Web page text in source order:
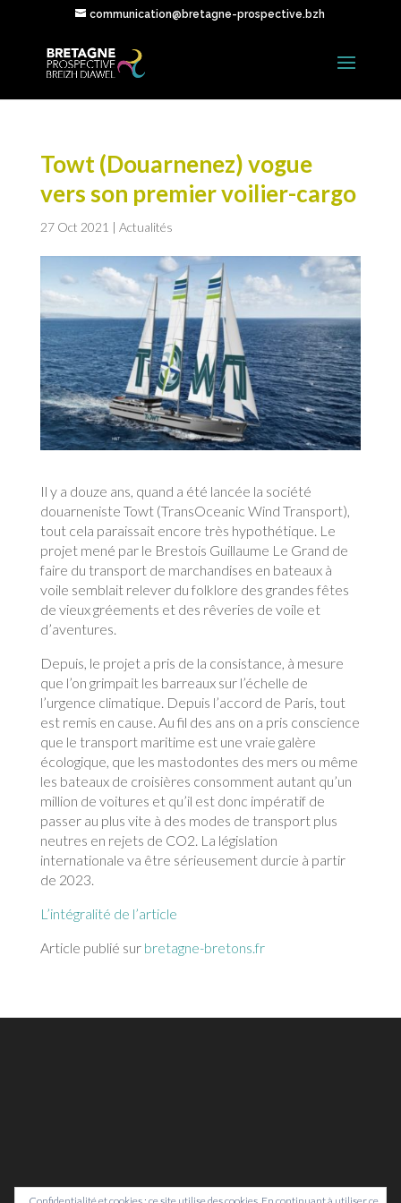
communication@bretagne-prospective.bzh
Towt (Douarnenez) vogue
vers son premier voilier-cargo
27 Oct 2021 | Actualités
Il y a douze ans, quand a été lancée la société
douarneniste Towt (TransOceanic Wind Transport),
tout cela paraissait encore très hypothétique. Le
projet mené par le Brestois Guillaume Le Grand de
faire du transport de marchandises en bateaux à
voile semblait relever du folklore des grandes fêtes
de vieux gréements et des rêveries de voile et
d’aventures.
Depuis, le projet a pris de la consistance, à mesure
que l’on grimpait les barreaux sur l’échelle de
l’urgence climatique. Depuis l’accord de Paris, tout
est remis en cause. Au fil des ans on a pris conscience
que le transport maritime est une vraie galère
écologique, que les mastodontes des mers ou même
les bateaux de croisières consomment autant qu’un
million de voitures et qu’il est donc impératif de
passer au plus vite à des modes de transport plus
neutres en rejets de CO2. La législation
internationale va être sérieusement durcie à partir
de 2023.
L’intégralité de l’article
Article publié sur bretagne-bretons.fr